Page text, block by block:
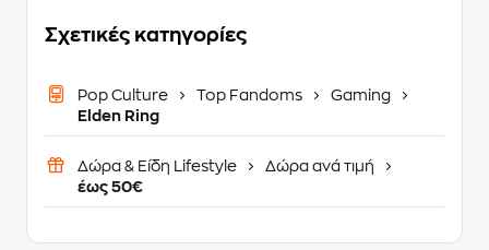
Σχετικές κατηγορίες
Pop Culture Top Fandoms
Gaming
Elden Ring
Δώρα & Είδη Lifestyle
Δώρα ανά τιμή
έως 50€